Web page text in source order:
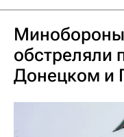
обстреляли
Донецком и